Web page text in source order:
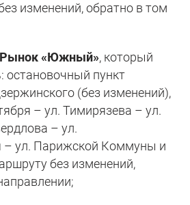
изменений, обратно в том
Рынок «Южный», который
остановочный пункт
(без изменений),
– ул. Тимирязева – ул.
– ул.
– ул. Парижской Коммуны и
без изменений,